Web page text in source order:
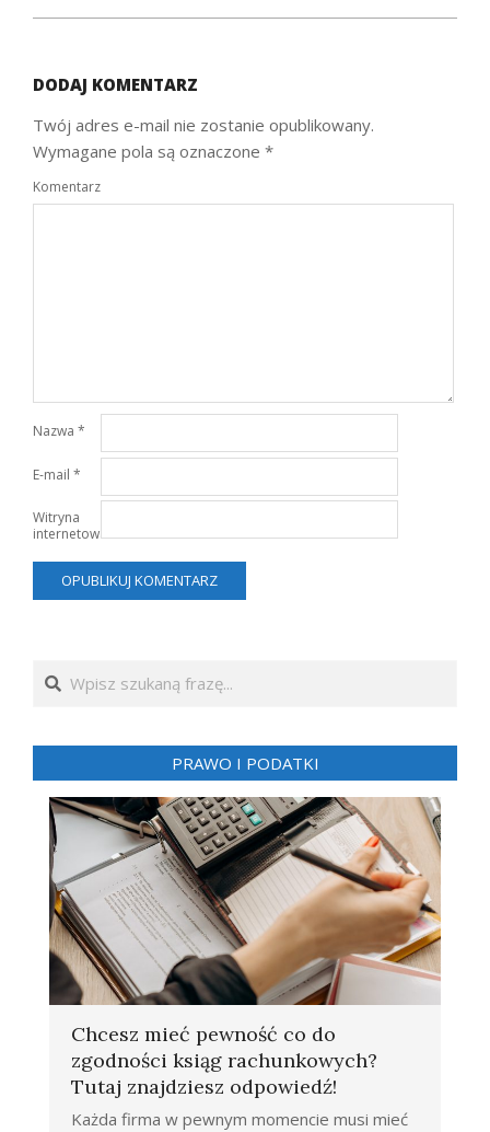
DODAJ KOMENTARZ
Twój adres e-mail nie zostanie opublikowany.
Wymagane pola są oznaczone *
Komentarz
Nazwa *
E-mail *
Witryna
internetowa
Search
PRAWO I PODATKI
Chcesz mieć pewność co do
zgodności ksiąg rachunkowych?
Tutaj znajdziesz odpowiedź!
Każda firma w pewnym momencie musi mieć